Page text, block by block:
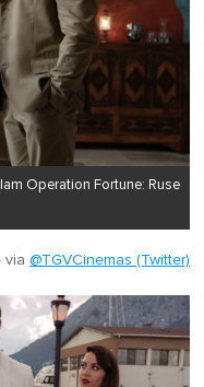
Operation Fortune: Ruse
via @TGVCinemas (Twitter)